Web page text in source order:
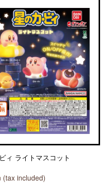
ィ ライトマスコット
(tax included)